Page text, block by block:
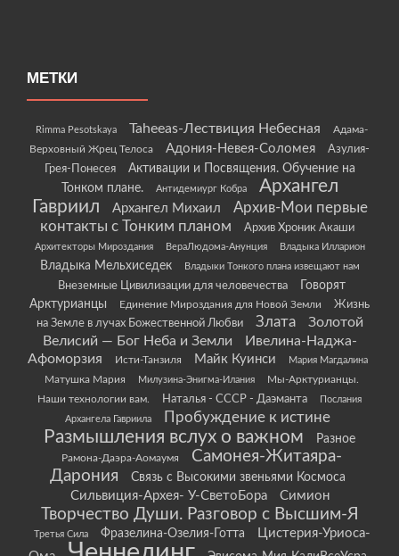
МЕТКИ
Rimma Pesotskaya Taheeas-Лествиция Небесная
Адама-
Верховный Жрец Телоса
Адония-Невея-Соломея
Азулия-
Грея-Понесея
Активации и Посвящения. Обучение на
Тонком плане.
Антидемиург Кобра
Архангел
Гавриил
Архангел Михаил
Архив-Мои первые
контакты с Тонким планом
Архив Хроник Акаши
Архитекторы Мироздания ВераЛюдома-Анунция Владыка Илларион
Владыка Мельхиседек Владыки Тонкого плана извещают нам
Внеземные Цивилизации для человечества
Говорят
Арктурианцы
Единение Мироздания для Новой Земли
Жизнь
на Земле в лучах Божественной Любви
Злата
Золотой
Велисий — Бог Неба и Земли
Ивелина-Наджа-
Афоморзия
Исти-Танзиля Майк Куинси Мария Магдалина
Матушка Мария Милузина-Энигма-Илания
Мы-Арктурианцы.
Наши технологии вам.
Наталья - СССР - Даэманта
Послания
Архангела Гавриила
Пробуждение к истине
Размышления вслух о важном Разное
Рамона-Даэра-Аомаумя
Самонея-Житаяра-
Дарония
Связь с Высокими звеньями Космоса
Сильвиция-Архея- У-СветоБора Симион
Творчество Души. Разговор с Высшим-Я
Третья Сила Фразелина-Озелия-Готта
Цистерия-Уриоса-